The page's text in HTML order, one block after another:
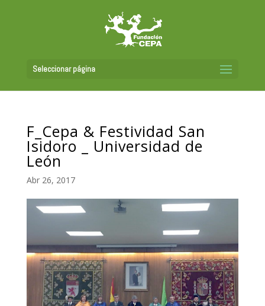
Seleccionar página
F_Cepa & Festividad San
Isidoro _ Universidad de
León
Abr 26, 2017